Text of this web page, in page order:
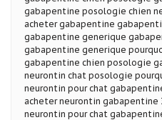
gabapentine posologie chien
acheter gabapentine
gabapentine generique
gabapentine generique
gabapentine chien posologie
neurontin chat posologie
neurontin pour chat
acheter neurontin gabapentine
neurontin pour chat